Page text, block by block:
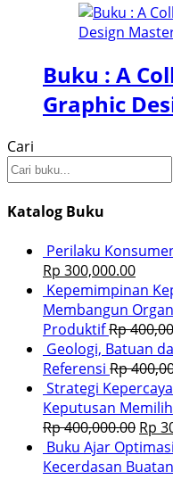
Buku : A
Graphic
Cari
Katalog Buku
Perilaku
Rp 300,000.00
Kepemimpinan
Membangun
ProduktifRp
Geologi, Batuan
Referensi Rp
Strategi
Keputusan
Rp400,000.00 Rp
Buku Ajar
Kecerdasan Buatan